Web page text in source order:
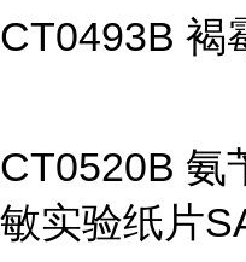
CT0493B 褐
CT0520B 氨
敏实验纸片